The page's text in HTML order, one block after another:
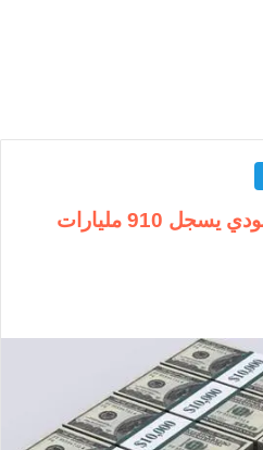
الاستثمارات العامة السعودي يسجل 910 مليارات